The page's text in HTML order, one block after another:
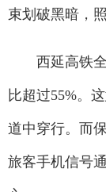
束划破黑暗，
西延高铁全
比超过55%。
道中穿行。而
旅客手机信号